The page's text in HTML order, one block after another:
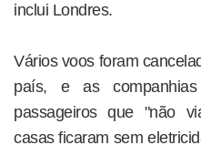
inclui Londres.
Vários voos foram
país, e as
passageiros que "não
casas ficaram sem